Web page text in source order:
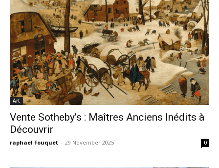
Art
Vente Sotheby’s : Maîtres Anciens Inédits à
Découvrir
raphael Fouquet - 29 November 2025 0